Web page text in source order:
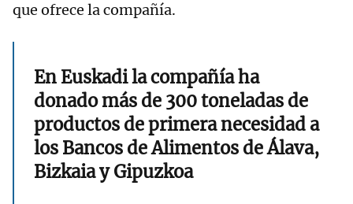
que ofrece la compañía.
En Euskadi la compañía ha
donado más de 300 toneladas de
productos de primera necesidad a
los Bancos de Alimentos de Álava,
Bizkaia y Gipuzkoa